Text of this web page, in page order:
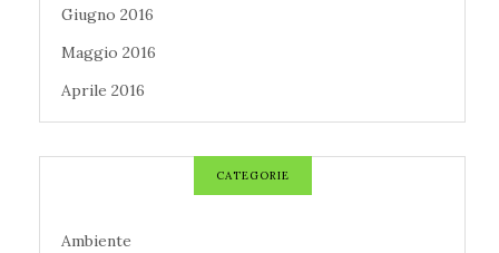
Giugno 2016
Maggio 2016
Aprile 2016
CATEGORIE
Ambiente